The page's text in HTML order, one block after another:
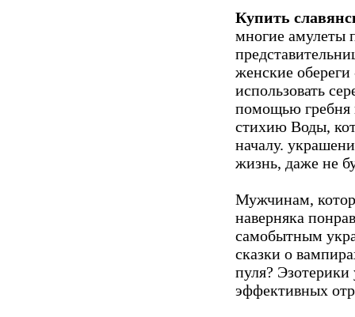
Купить
многие амулеты
женские
использовать
помощью гребня
стихию Воды,
началу.
жизнь, даже не
Мужчинам,
наверняка
самобытным
сказки о
пуля?
эффективных